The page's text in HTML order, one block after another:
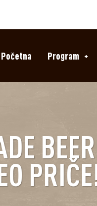
Početna Program